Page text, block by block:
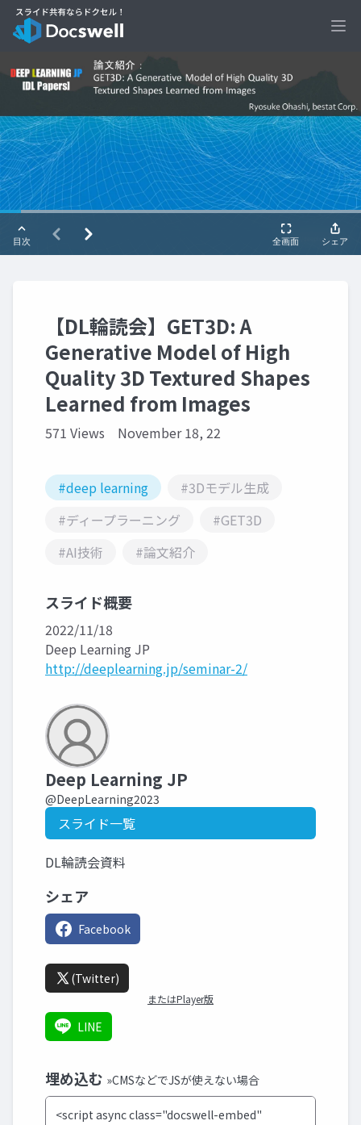
【DL輪読会】GET3D: A
Generative Model of High
Quality 3D Textured Shapes
Learned from Images
571 Views November 18, 22
#deep learning
#3Dモデル生成
#ディープラーニング
#GET3D
#AI技術
#論文紹介
スライド概要
2022/11/18
Deep Learning JP
http://deeplearning.jp/seminar-2/
Deep Learning JP
@DeepLearning2023
スライド一覧
DL輪読会資料
シェア
Facebook
(Twitter)
またはPlayer版
LINE
埋め込む »CMSなどでJSが使えない場合